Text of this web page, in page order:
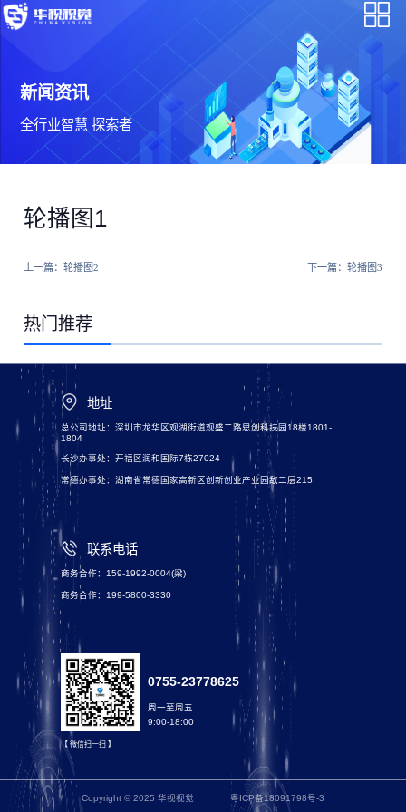
新闻资讯
全行业智慧 探索者
轮播图1
上一篇： 轮播图2 下一篇：轮播图3
热门推荐
地址
总公司地址：深圳市龙华区观湖街道观盛二路思创科技园18楼1801-
1804
长沙办事处：开福区润和国际7栋27024
常德办事处：湖南省常德国家高新区创新创业产业园敌二层215
联系电话
商务合作：159-1992-0004(梁)
商务合作：199-5800-3330
【 微信扫一扫 】
0755-23778625
周一至周五
9:00-18:00
Copyright © 2025 华视视觉 粤ICP备18091798号-3